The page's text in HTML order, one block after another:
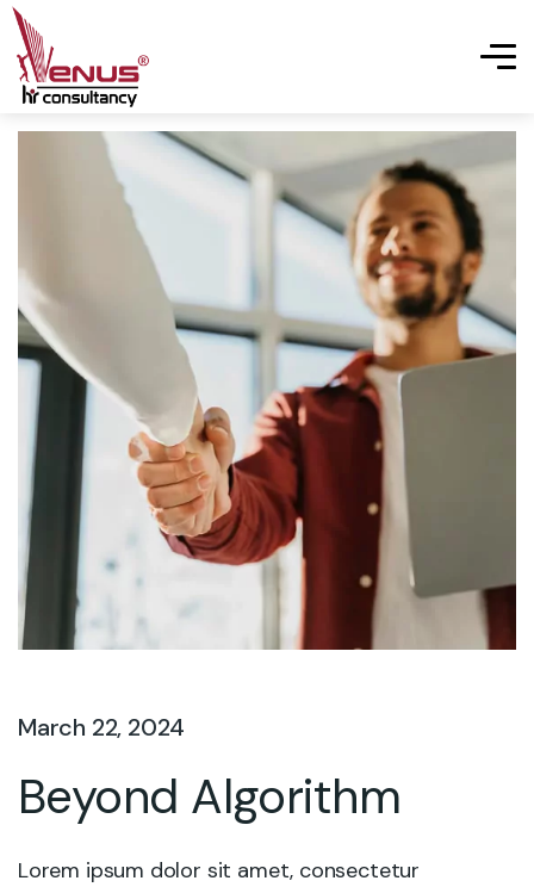
March 22, 2024
Beyond Algorithm
Lorem ipsum dolor sit amet, consectetur